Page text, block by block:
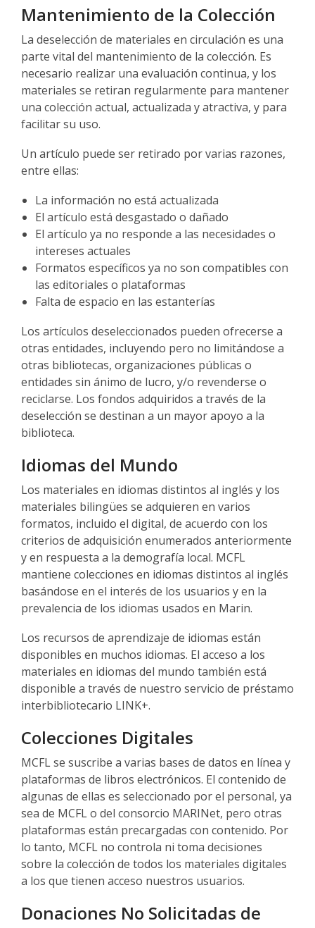
Mantenimiento de la Colección
La deselección de materiales en circulación es una
parte vital del mantenimiento de la colección. Es
necesario realizar una evaluación continua, y los
materiales se retiran regularmente para mantener
una colección actual, actualizada y atractiva, y para
facilitar su uso.
Un artículo puede ser retirado por varias razones,
entre ellas:
La información no está actualizada
El artículo está desgastado o dañado
El artículo ya no responde a las necesidades o
intereses actuales
Formatos específicos ya no son compatibles con
las editoriales o plataformas
Falta de espacio en las estanterías
Los artículos deseleccionados pueden ofrecerse a
otras entidades, incluyendo pero no limitándose a
otras bibliotecas, organizaciones públicas o
entidades sin ánimo de lucro, y/o revenderse o
reciclarse. Los fondos adquiridos a través de la
deselección se destinan a un mayor apoyo a la
biblioteca.
Idiomas del Mundo
Los materiales en idiomas distintos al inglés y los
materiales bilingües se adquieren en varios
formatos, incluido el digital, de acuerdo con los
criterios de adquisición enumerados anteriormente
y en respuesta a la demografía local. MCFL
mantiene colecciones en idiomas distintos al inglés
basándose en el interés de los usuarios y en la
prevalencia de los idiomas usados en Marin.
Los recursos de aprendizaje de idiomas están
disponibles en muchos idiomas. El acceso a los
materiales en idiomas del mundo también está
disponible a través de nuestro servicio de préstamo
interbibliotecario LINK+.
Colecciones Digitales
MCFL se suscribe a varias bases de datos en línea y
plataformas de libros electrónicos. El contenido de
algunas de ellas es seleccionado por el personal, ya
sea de MCFL o del consorcio MARINet, pero otras
plataformas están precargadas con contenido. Por
lo tanto, MCFL no controla ni toma decisiones
sobre la colección de todos los materiales digitales
a los que tienen acceso nuestros usuarios.
Donaciones No Solicitadas de